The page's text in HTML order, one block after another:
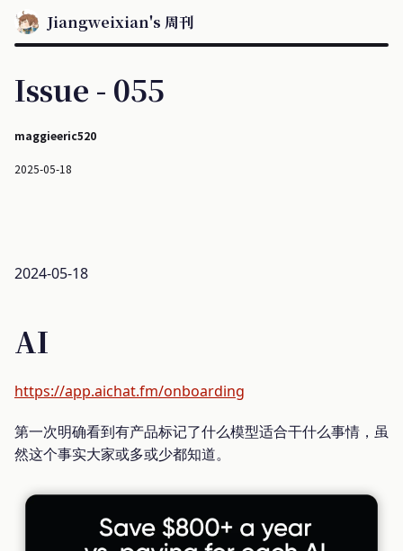
Jiangweixian's 周刊
Issue - 055
maggieeric520
2025-05-18
2024-05-18
AI
https://app.aichat.fm/onboarding
第一次明确看到有产品标记了什么模型适合干什么事情，虽
然这个事实大家或多或少都知道。